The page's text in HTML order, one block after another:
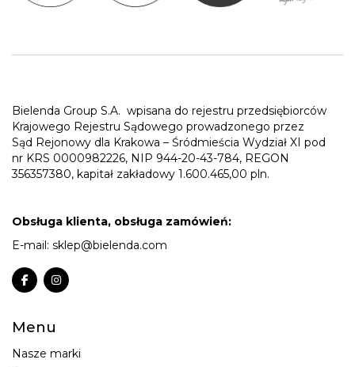
Bielenda Group S.A. wpisana do rejestru przedsiębiorców
Krajowego Rejestru Sądowego prowadzonego przez
Sąd Rejonowy dla Krakowa – Śródmieścia Wydział XI pod
nr KRS 0000982226, NIP 944-20-43-784, REGON
356357380, kapitał zakładowy 1.600.465,00 pln.
Obsługa klienta, obsługa zamówień:
E-mail: sklep@bielenda.com
Menu
Nasze marki